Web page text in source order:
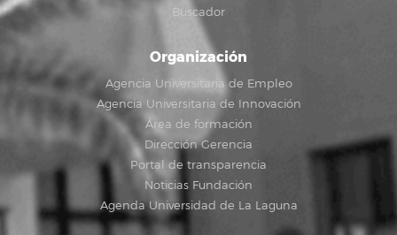
Buscador
Organización
Agencia Universitaria de Empleo
Agencia Universitaria de Innovación
Área de formación
Dirección Gerencia
Portal de transparencia
Noticias Fundación
Agenda Universidad de La Laguna